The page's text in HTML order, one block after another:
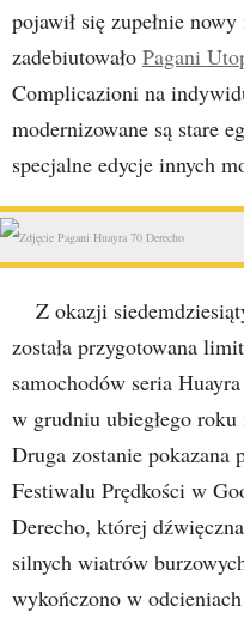
pojawił się zupełnie
zadebiutowało Pagani
Complicazioni na
modernizowane są stare
specjalne edycje innych
Z okazji
została przygotowana
samochodów seria
w grudniu ubiegłego
Druga zostanie pokazana
Festiwalu Prędkości w
Derecho, której
silnych wiatrów
wykończono w